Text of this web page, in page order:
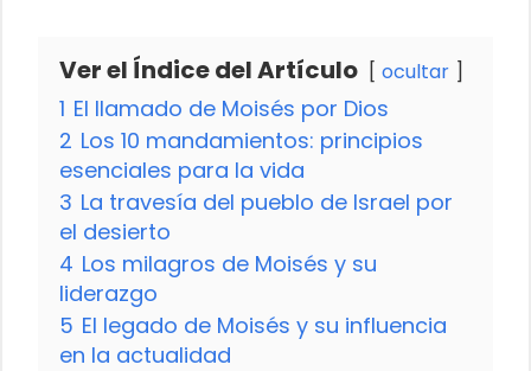
Ver el Índice del Artículo ocultar
1 El llamado de Moisés por Dios
2 Los 10 mandamientos: principios
esenciales para la vida
3 La travesía del pueblo de Israel por
el desierto
4 Los milagros de Moisés y su
liderazgo
5 El legado de Moisés y su influencia
en la actualidad